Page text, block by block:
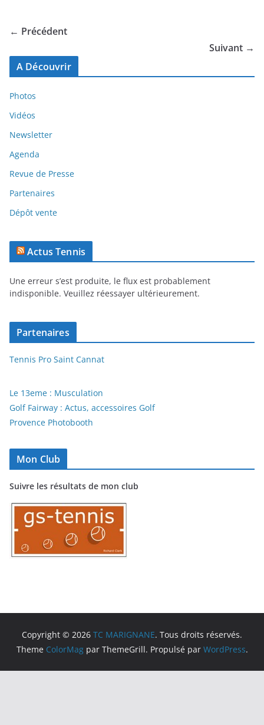
← Précédent
Suivant →
A Découvrir
Photos
Vidéos
Newsletter
Agenda
Revue de Presse
Partenaires
Dépôt vente
Actus Tennis
Une erreur s’est produite, le flux est probablement
indisponible. Veuillez réessayer ultérieurement.
Partenaires
Tennis Pro Saint Cannat
Le 13eme : Musculation
Golf Fairway : Actus, accessoires Golf
Provence Photobooth
Mon Club
Suivre les résultats de mon club
Copyright © 2026 TC MARIGNANE. Tous droits réservés.
Theme ColorMagpar ThemeGrill. Propulsé par WordPress.